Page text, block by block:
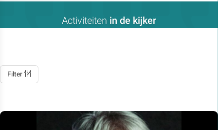
Activiteiten in de kijker
Filter